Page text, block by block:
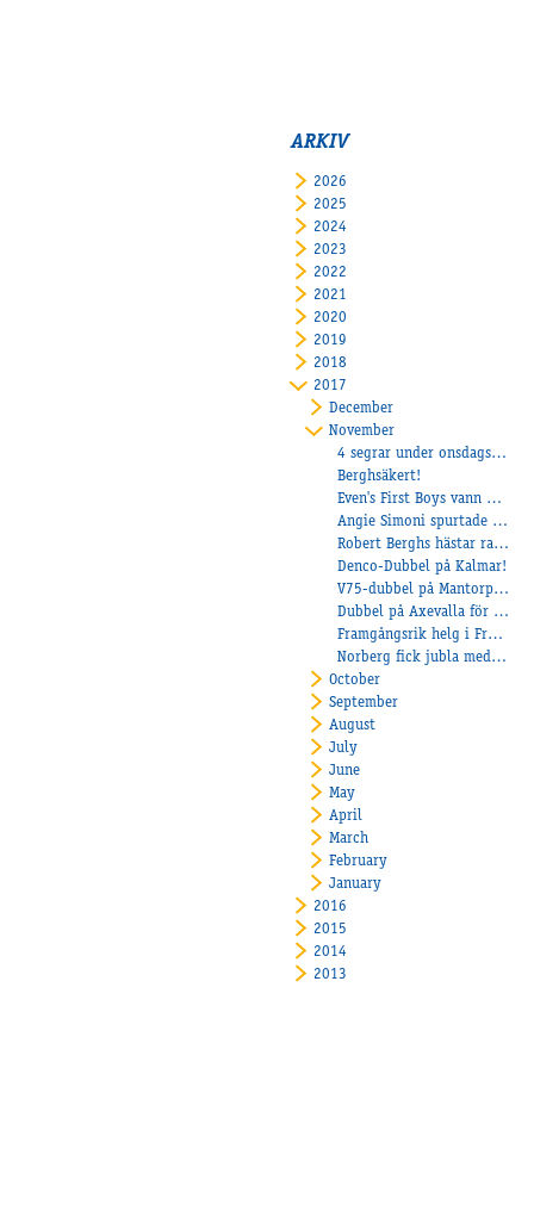
ARKIV
2026
2025
2024
2023
2022
2021
2020
2019
2018
2017
December
November
4 segrar under onsdagskvällen!
Berghsäkert!
Even's First Boys vann direkt för Linderoth
Angie Simoni spurtade vasst på Halmstad
Robert Berghs hästar radar upp segrar för tillfället
Denco-Dubbel på Kalmar!
V75-dubbel på Mantorp för Stall Bergh!
Dubbel på Axevalla för Bergh
Framgångsrik helg i Frankrike för Stall Bergh
Norberg fick jubla med Elitloppsvinnaren
October
September
August
July
June
May
April
March
February
January
2016
2015
2014
2013